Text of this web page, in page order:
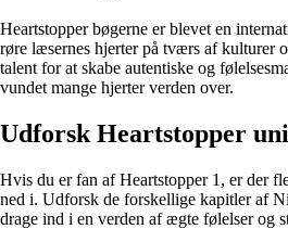
Heartstopper bøgerne er blevet en
røre læsernes hjerter på tværs af kulturer
talent for at skabe autentiske og
vundet mange hjerter verden over.
Udforsk Heartstopper
Hvis du er fan af Heartstopper 1, er der
ned i. Udforsk de forskellige kapitler af
drage ind i en verden af ægte følelser og